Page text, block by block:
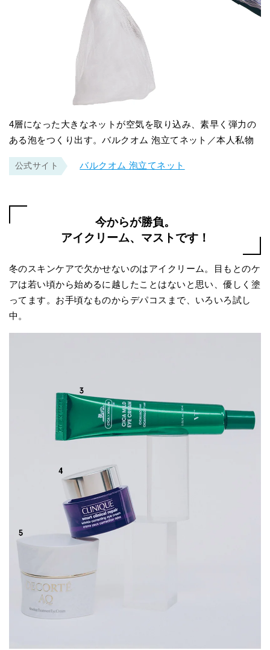
4層になった大きなネットが空気を取り込み、素早く弾力の
ある泡をつくり出す。バルクオム 泡立てネット／本人私物
公式サイト バルクオム 泡立てネット
今からが勝負。
アイクリーム、マストです！
冬のスキンケアで欠かせないのはアイクリーム。目もとのケ
アは若い頃から始めるに越したことはないと思い、優しく塗
ってます。お手頃なものからデパコスまで、いろいろ試し
中。